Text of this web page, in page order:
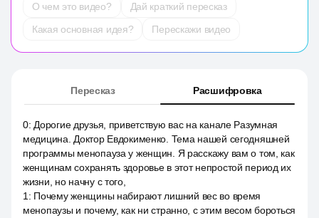
О чем это видео?
Дай краткий пересказ
Какая основная идея?
Перескажи видео
Пересказ Расшифровка
0: Дорогие друзья, приветствую вас на канале Разумная
медицина. Доктор Евдокименко. Тема нашей сегодняшней
программы менопауза у женщин. Я расскажу вам о том, как
женщинам сохранять здоровье в этот непростой период их
жизни, но начну с того,
1 : Почему женщины набирают лишний вес во время
менопаузы и почему, как ни странно, с этим весом бороться